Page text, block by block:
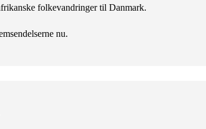
folkevandringer til Danmark.
nu.